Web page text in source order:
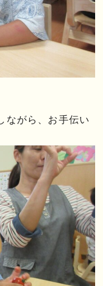
ながら、お手伝い